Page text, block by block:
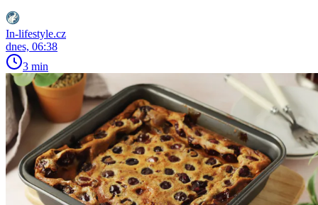
In-lifestyle.cz
dnes, 06:38
3 min